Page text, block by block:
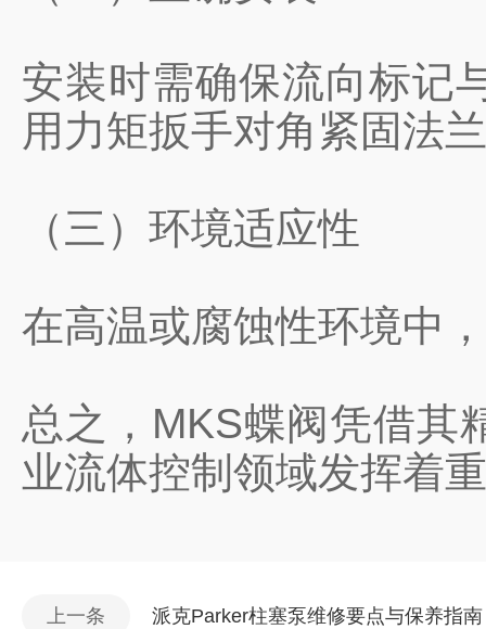
安装时需确保流向标记
用力矩扳手对角紧固法
（三）环境适应性
在高温或腐蚀性环境中
总之，MKS蝶阀凭借其
业流体控制领域发挥着
上一条 派克Parker柱塞泵维修要点与保养指南